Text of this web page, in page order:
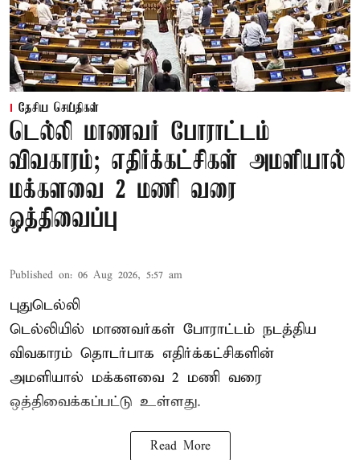
தேசிய செய்திகள்
டெல்லி மாணவர் போராட்டம்
விவகாரம்; எதிர்க்கட்சிகள் அமளியால்
மக்களவை 2 மணி வரை
ஒத்திவைப்பு
Published on: 06 Aug 2026, 5:57 am
புதுடெல்லி
டெல்லியில் மாணவர்கள் போராட்டம் நடத்திய
விவகாரம் தொடர்பாக எதிர்க்கட்சிகளின்
அமளியால் மக்களவை 2 மணி வரை
ஒத்திவைக்கப்பட்டு உள்ளது.
Read More